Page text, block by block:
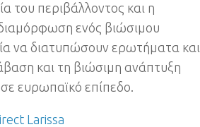
του περιβάλλοντος και η
ενός βιώσιμου
να διατυπώσουν ερωτήματα και
και τη βιώσιμη ανάπτυξη
σε ευρωπαϊκό επίπεδο.
Larissa